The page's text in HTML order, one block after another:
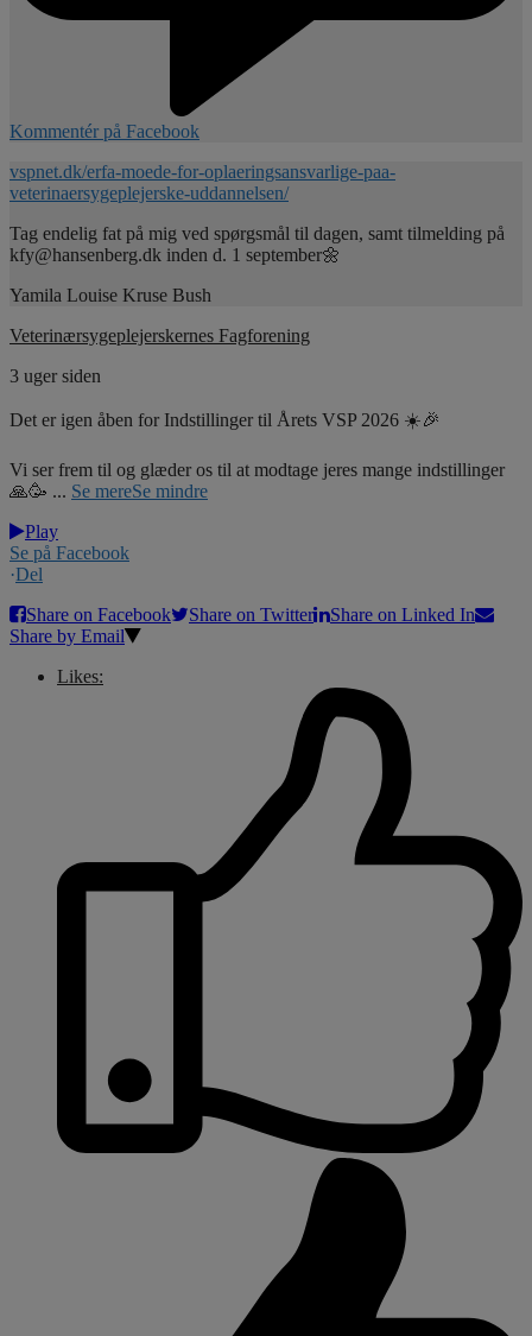
Kommentér på Facebook
vspnet.dk/erfa-moede-for-oplaeringsansvarlige-paa-
veterinaersygeplejerske-uddannelsen/
Tag endelig fat på mig ved spørgsmål til dagen, samt tilmelding på
kfy@hansenberg.dk inden d. 1 september🌼
Yamila Louise Kruse Bush
Veterinærsygeplejerskernes Fagforening
3 uger siden
Det er igen åben for Indstillinger til Årets VSP 2026 ☀️🎉
Vi ser frem til og glæder os til at modtage jeres mange indstillinger
🙏🥳 ... Se mereSe mindre
Play
Se på Facebook
·Del
Share on Facebook
Share on Twitter
Share on Linked In
Share by Email
Likes: